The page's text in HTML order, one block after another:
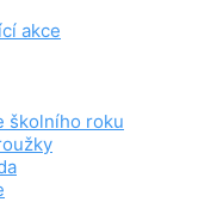
akce
školního roku